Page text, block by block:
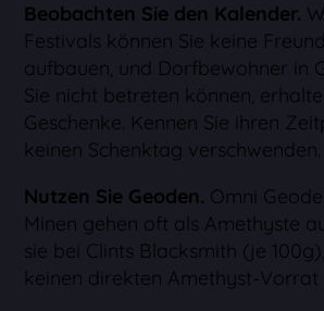
Beobachten Sie den Kalender.
Festivals können Sie keine
aufbauen, und Dorfbewohner in
Sie nicht betreten können,
Geschenke. Kennen Sie ihren
keinen Schenktag verschwenden.
Nutzen Sie Geoden. Omni
Minen gehen oft als Amethyste
sie bei Clints Blacksmith (je
keinen direkten Amethyst-Vorrat